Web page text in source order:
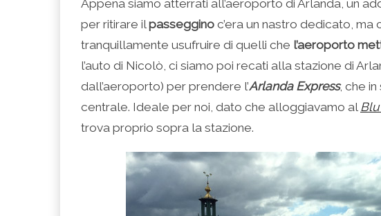
Appena siamo atterrati all’aeroporto di Arlanda, un
per ritirare il passeggino c’era un nastro dedicato,
tranquillamente usufruire di quelli che l’aeroporto
l’auto di Nicolò, ci siamo poi recati alla stazione di
dall’aeroporto) per prendere l’Arlanda Express, che
centrale. Ideale per noi, dato che alloggiavamo al
trova proprio sopra la stazione.